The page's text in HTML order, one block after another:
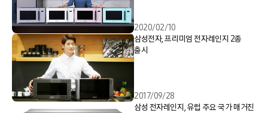
2020/02/10
삼성전자, 프리미엄 전자레인지 2종
출시
2017/09/28
삼성 전자레인지, 유럽 주요 국가 매거진